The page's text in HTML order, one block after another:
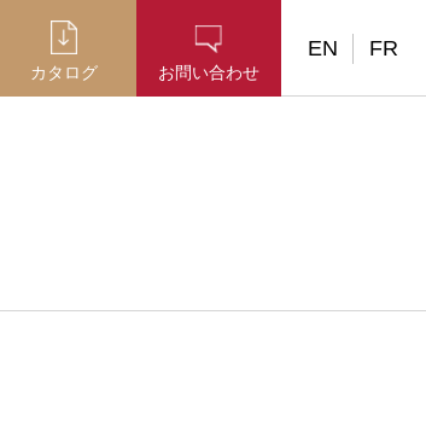
カタログ お問い合わせ
EN FR